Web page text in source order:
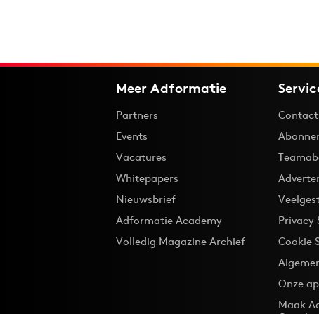
Meer Adformatie
Partners
Events
Vacatures
Whitepapers
Nieuwsbrief
Adformatie Academy
Volledig Magazine Archief
Contact
Privacy
Cookie
Onze
Maak